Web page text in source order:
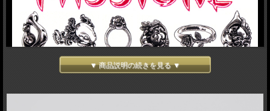
▼ 商品説明の続きを見る ▼